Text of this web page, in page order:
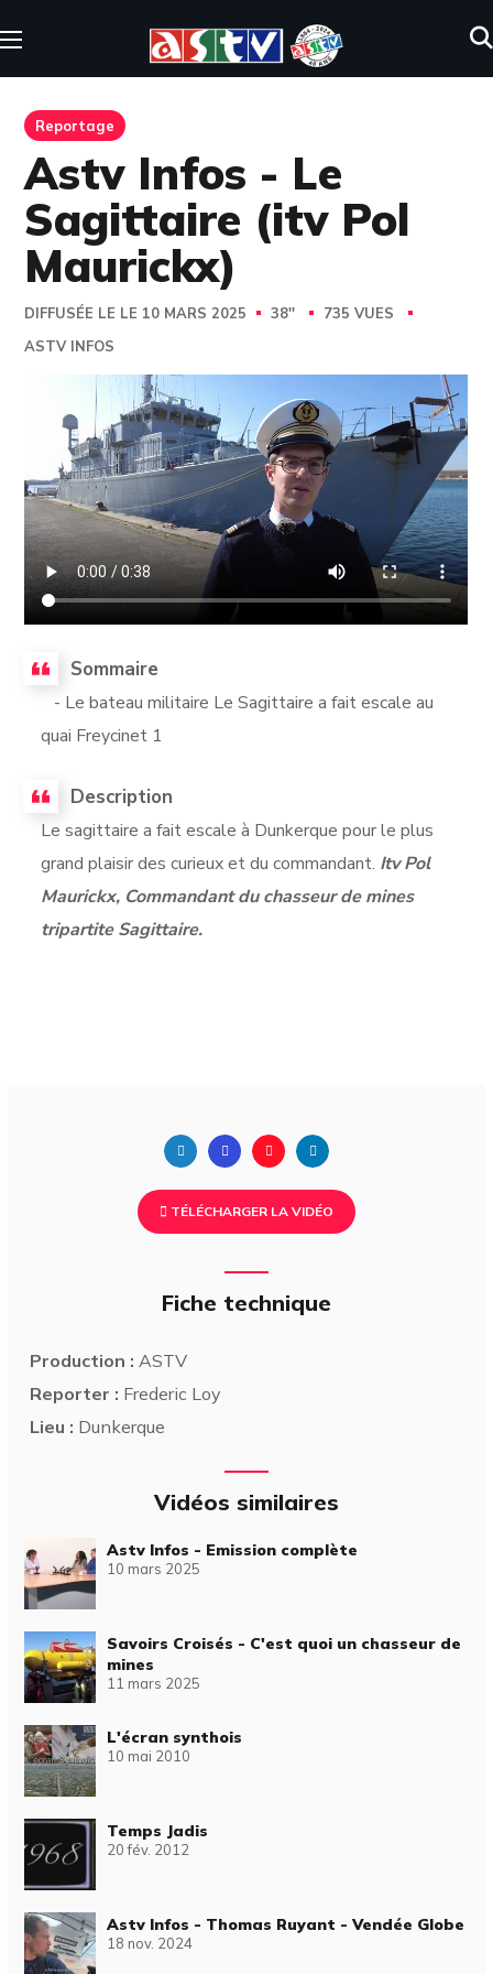
Reportage
Astv Infos - Le
Sagittaire (itv Pol
Maurickx)
DIFFUSÉE LE LE 10 MARS 2025 38''
735 VUES
ASTV INFOS
Sommaire
- Le bateau militaire Le Sagittaire a fait escale au
quai Freycinet 1
Description
Le sagittaire a fait escale à Dunkerque pour le plus
grand plaisir des curieux et du commandant. Itv Pol
Maurickx, Commandant du chasseur de mines
tripartite Sagittaire.
TÉLÉCHARGER LA VIDÉO
Fiche technique
Production : ASTV
Reporter : Frederic Loy
Lieu : Dunkerque
Vidéos similaires
Astv Infos - Emission complète
10 mars 2025
Savoirs Croisés - C'est quoi un chasseur de
mines
11 mars 2025
L'écran synthois
10 mai 2010
Temps Jadis
20 fév. 2012
Astv Infos - Thomas Ruyant - Vendée Globe
18 nov. 2024